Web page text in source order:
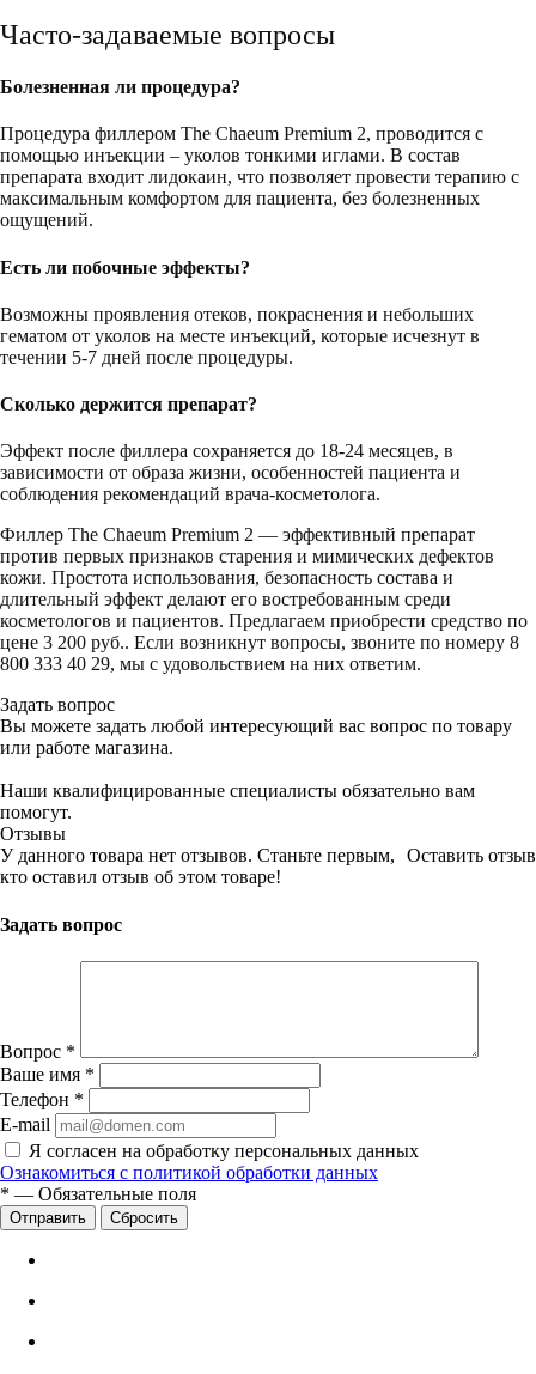
Часто-задаваемые вопросы
Болезненная ли процедура?
Процедура филлером The Chaeum Premium 2, проводится с
помощью инъекции – уколов тонкими иглами. В состав
препарата входит лидокаин, что позволяет провести терапию с
максимальным комфортом для пациента, без болезненных
ощущений.
Есть ли побочные эффекты?
Возможны проявления отеков, покраснения и небольших
гематом от уколов на месте инъекций, которые исчезнут в
течении 5-7 дней после процедуры.
Сколько держится препарат?
Эффект после филлера сохраняется до 18-24 месяцев, в
зависимости от образа жизни, особенностей пациента и
соблюдения рекомендаций врача-косметолога.
Филлер The Chaeum Premium 2 — эффективный препарат
против первых признаков старения и мимических дефектов
кожи. Простота использования, безопасность состава и
длительный эффект делают его востребованным среди
косметологов и пациентов. Предлагаем приобрести средство по
цене 3 200 руб.. Если возникнут вопросы, звоните по номеру 8
800 333 40 29, мы с удовольствием на них ответим.
Задать вопрос
Вы можете задать любой интересующий вас вопрос по товару
или работе магазина.
Наши квалифицированные специалисты обязательно вам
помогут.
Отзывы
Оставить отзыв
У данного товара нет отзывов. Станьте первым,
кто оставил отзыв об этом товаре!
Задать вопрос
Вопрос *
Ваше имя *
Телефон *
E-mail
Я согласен на обработку персональных данных
Ознакомиться с политикой обработки данных
* — Обязательные поля
Сбросить